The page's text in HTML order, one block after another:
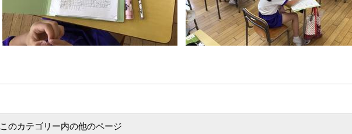
このカテゴリー内の他のページ